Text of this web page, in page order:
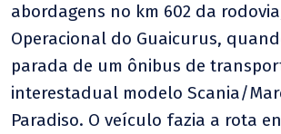
abordagens no km 602 da
Operacional do Guaicurus,
parada de um ônibus de
interestadual modelo Scania/
Paradiso. O veículo fazia a rota